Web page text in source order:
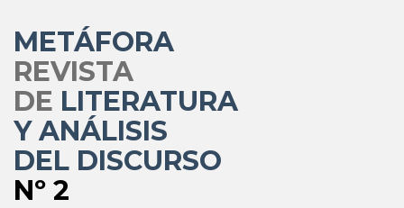
METÁFORA
REVISTA
DE LITERATURA
Y ANÁLISIS
DEL DISCURSO
Nº 2